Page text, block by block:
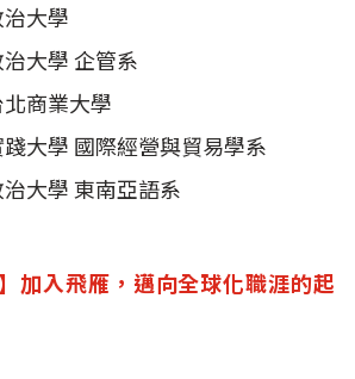
大學
大學 企管系
商業大學
大學 國際經營與貿易學系
大學 東南亞語系
加入飛雁，邁向全球化職涯的起